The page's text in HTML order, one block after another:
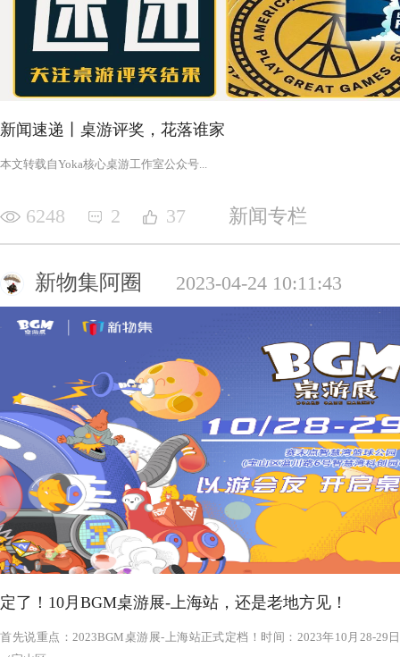
新闻速递丨桌游评奖，花落谁家
‍‍‍‍‍‍‍‍‍‍‍‍‍‍‍‍‍‍‍‍本文转载自Yoka核心桌游工作室公众号‍‍‍...
6248 2 37 新闻专栏
新物集阿圈 2023-04-24 10:11:43
定了！10月BGM桌游展-上海站，还是老地方见！
首先说重点：2023BGM桌游展-上海站正式定档！时间：2023年10月28-29